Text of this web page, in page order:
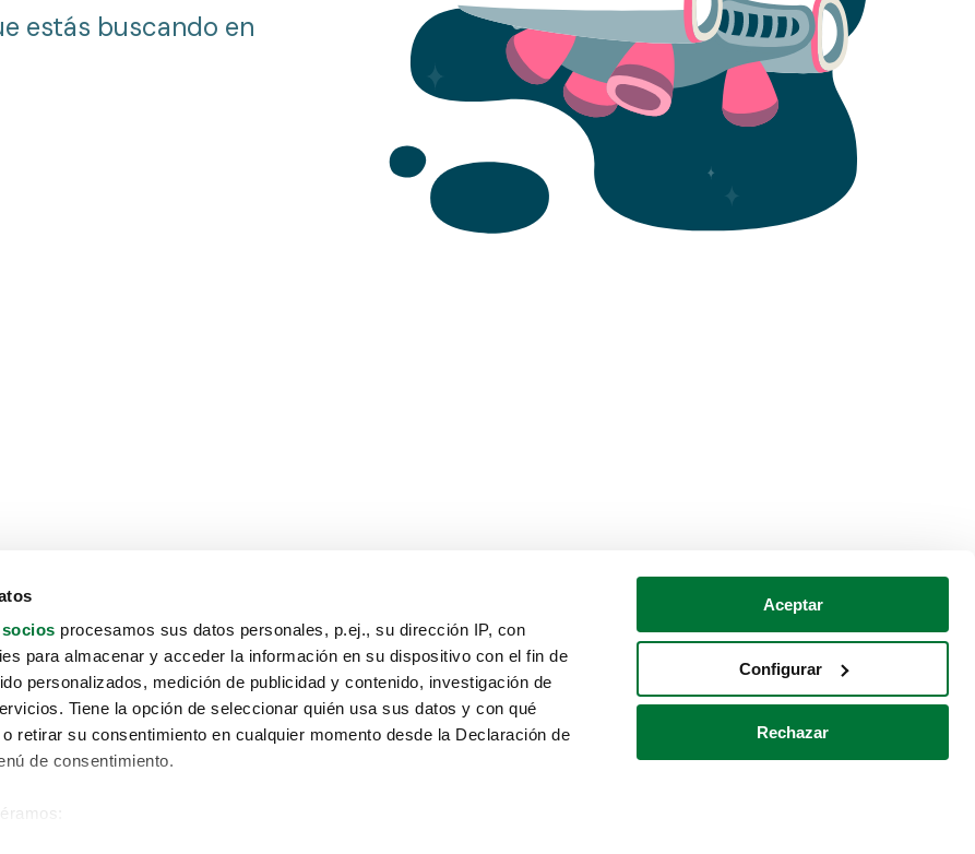
procesamos sus datos personales, p.ej., su dirección IP, con
para almacenar y acceder la información en su dispositivo con el fin de
personalizados, medición de publicidad y contenido, investigación de
Tiene la opción de seleccionar quién usa sus datos y con qué
retirar su consentimiento en cualquier momento desde la Declaración de
de consentimiento.
Aceptar
Configurar
Rechazar
estás buscando en